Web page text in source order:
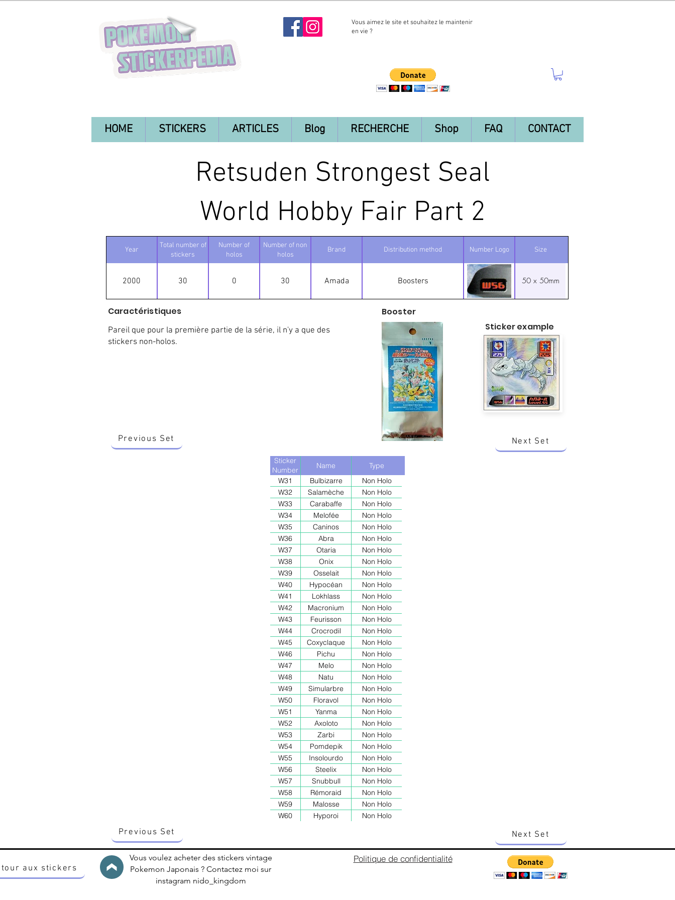
Vous aimez le site et souhaitez le maintenir
en vie ?
HOME STICKERS ARTICLES Blog RECHERCHE Shop FAQ CONTACT
Retsuden Strongest Seal
World Hobby Fair Part 2
Year
Total number of
stickers
Number of
holos
Number of non
holos
Brand Distribution method Number Logo Size
2000 30 0 30 Amada Boosters 50 x 50mm
Caractéristiques Booster
Pareil que pour la première partie de la série, il n'y a que des
stickers non-holos.
Sticker example
Previous Set Next Set
Previous Set
Sticker
Number
Name
Type
W31
Bulbizarre
Non Holo
W32
Salamèche
Non Holo
W33
Carabaffe
Non Holo
W34
Melofée
Non Holo
W35
Caninos
Non Holo
W36
Abra
Non Holo
W37
Otaria
Non Holo
W38
Onix
Non Holo
W39
Osselait
Non Holo
W40
Hypocéan
Non Holo
W41
Lokhlass
Non Holo
W42
Macronium
Non Holo
W43
Feurisson
Non Holo
W44
Crocrodil
Non Holo
W45
Coxyclaque
Non Holo
W46
Pichu
Non Holo
W47
Melo
Non Holo
W48
Natu
Non Holo
W49
Simularbre
Non Holo
W50
Floravol
Non Holo
W51
Yanma
Non Holo
W52
Axoloto
Non Holo
W53
Zarbi
Non Holo
W54
Pomdepik
Non Holo
W55
Insolourdo
Non Holo
W56
Steelix
Non Holo
W57
Snubbull
Non Holo
W58
Rémoraid
Non Holo
W59
Malosse
Non Holo
W60
Hyporoi Non Holo
Next Set
aux stickers
Vous voulez acheter des stickers vintage
Pokemon Japonais ? Contactez moi sur
instagram nido_kingdom
Politique de confidentialité